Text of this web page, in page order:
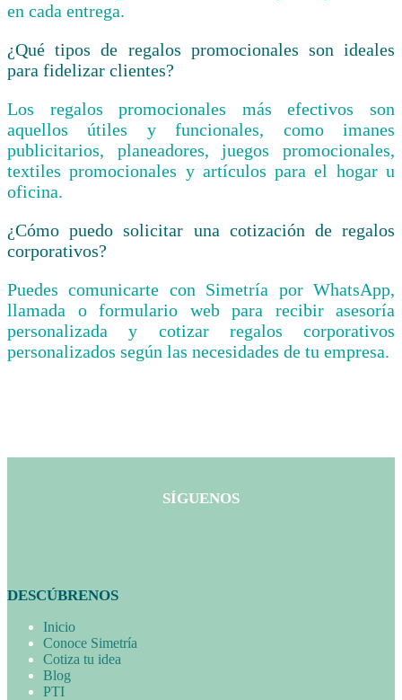
en cada entrega.
¿Qué tipos de regalos promocionales son ideales
para fidelizar clientes?
Los regalos promocionales más efectivos son
aquellos útiles y funcionales, como imanes
publicitarios, planeadores, juegos promocionales,
textiles promocionales y artículos para el hogar u
oficina.
¿Cómo puedo solicitar una cotización de regalos
corporativos?
Puedes comunicarte con Simetría por WhatsApp,
llamada o formulario web para recibir asesoría
personalizada y cotizar regalos corporativos
personalizados según las necesidades de tu empresa.
SÍGUENOS
DESCÚBRENOS
Inicio
Conoce Simetría
Cotiza tu idea
Blog
PTI